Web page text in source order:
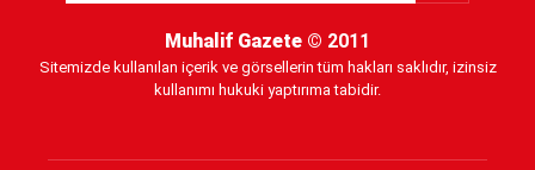
Muhalif Gazete © 2011
Sitemizde kullanılan içerik ve görsellerin tüm hakları saklıdır, izinsiz
kullanımı hukuki yaptırıma tabidir.